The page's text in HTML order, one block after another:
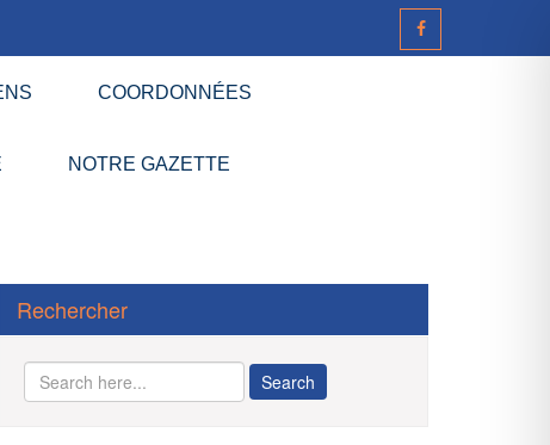
COORDONNÉES
NOTRE GAZETTE
Rechercher